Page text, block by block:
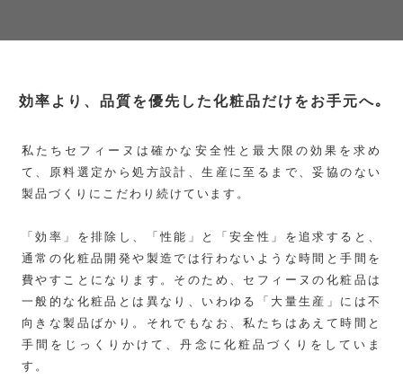
効率より、品質を優先した化粧品だけをお手元へ｡
私たちセフィーヌは確かな安全性と最大限の効果を求め
て、原料選定から処方設計、生産に至るまで、妥協のない
製品づくりにこだわり続けています。
「効率」を排除し、「性能」と「安全性」を追求すると、
通常の化粧品開発や製造では行わないような時間と手間を
費やすことになります。そのため、セフィーヌの化粧品は
一般的な化粧品とは異なり、いわゆる「大量生産」には不
向きな製品ばかり。それでもなお、私たちはあえて時間と
手間をじっくりかけて、丹念に化粧品づくりをしていま
す。